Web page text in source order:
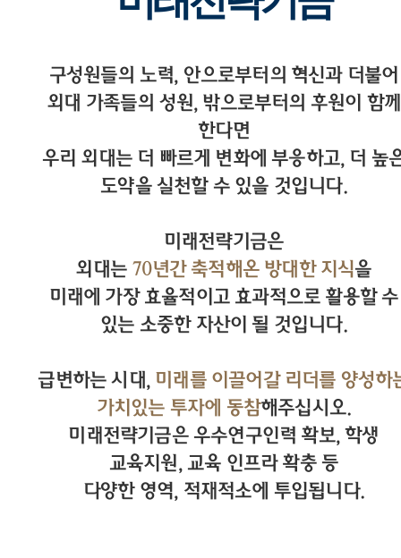
구성원들의 노력, 안으로부터의 혁신과 더불어
외대 가족들의 성원, 밖으로부터의 후원이 함께
한다면
우리 외대는 더 빠르게 변화에 부응하고, 더 높
도약을 실천할 수 있을 것입니다.
미래전략기금은
외대는 70년간 축적해온 방대한 지식을
미래에 가장 효율적이고 효과적으로 활용할 수
있는 소중한 자산이 될 것입니다.
급변하는 시대, 미래를 이끌어갈 리더를 양성하
가치있는 투자에 동참해주십시오.
미래전략기금은 우수연구인력 확보, 학생
교육지원, 교육 인프라 확충 등
다양한 영역, 적재적소에 투입됩니다.